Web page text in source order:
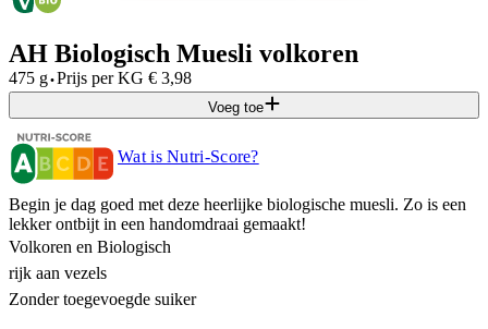
AH Biologisch Muesli volkoren
475 g·Prijs per KG € 3,98
Voeg toe
Wat is Nutri-Score?
Begin je dag goed met deze heerlijke biologische muesli. Zo is een
lekker ontbijt in een handomdraai gemaakt!
Volkoren en Biologisch
rijk aan vezels
Zonder toegevoegde suiker